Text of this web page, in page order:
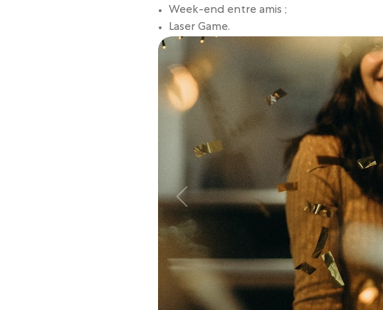
Week-end entre amis ;
Laser Game.